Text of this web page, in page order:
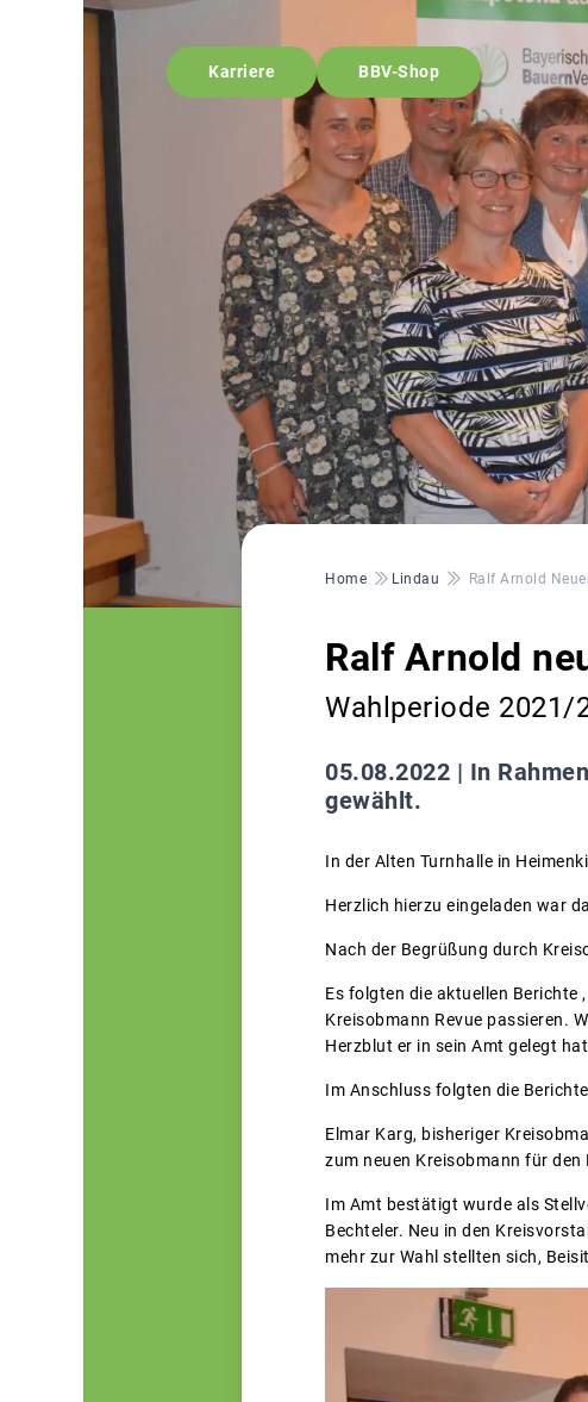
Karriere BBV-Shop
Pfadnavigation
Home Lindau Ralf Arnold
Ralf Arnold
Wahlperiode 2021/
05.08.2022 | In
gewählt.
In der Alten Turnhalle in
Herzlich hierzu eingeladen war
Nach der Begrüßung durch
Es folgten die aktuellen Berichte
Kreisobmann Revue passieren.
Herzblut er in sein Amt gelegt
Im Anschluss folgten die
Elmar Karg, bisheriger
zum neuen Kreisobmann für
Im Amt bestätigt wurde als
Bechteler. Neu in den
mehr zur Wahl stellten sich,